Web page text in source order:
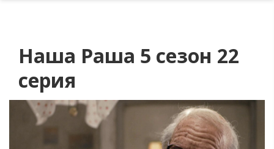
Наша Раша 5 сезон 22
серия